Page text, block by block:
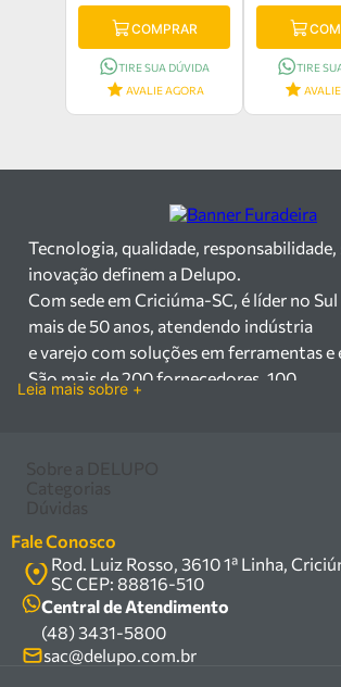
COMPRAR
TIRE SUA DÚVIDA
AVALIE AGORA
TIRE
Tecnologia, qualidade, responsabilidade,
inovação definem a Delupo.
Com sede em Criciúma-SC, é líder no
mais de 50 anos, atendendo indústria
e varejo com soluções em ferramentas
São mais de 200 fornecedores, 100
equipamentos industriais no Sul do
Criciúma – SC, atendemos os
setores industrial e varejista com um
produtos à pronta entrega.
Trabalhamos com mais de 200
um estoque com mais de
100.000 itens, incluindo máquinas,
Leia mais sobre +
Marcas
Política de privacidade
Política de entrega
Termos e condições
Fale conosco
Serra circular
Compressor
Caixa Organizadora
Carrinho Armazém
Kits
Como comprar
Central de ajuda
Troca, devolução e garantia
Fale Conosco
Rod. Luiz Rosso, 3610 1ª Linha,
SC CEP: 88816-510
Central de Atendimento
(48) 3431-5800
sac@delupo.com.br